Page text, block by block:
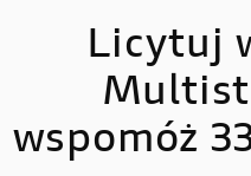
AKTUALNOŚCI
OFERTA DEALERA
Licytuj
wspomóż